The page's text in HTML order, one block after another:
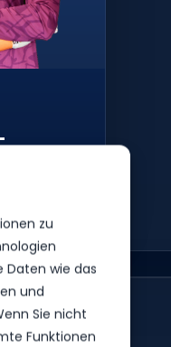
zu
Daten wie das
und
Sie nicht
Funktionen